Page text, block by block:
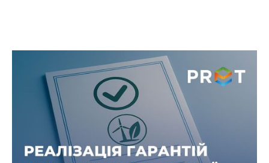
ТОВ «ПРЕТ СЕРВІС ЕНЕРГОЗМІН»
уклало угоду про продаж гарантій
походження «зеленої»
електроенергії ТОВ «ТАРКЕТТ
ВІНІСІН»
Цей крок засвідчує спільне прагнення компаній
підтримувати розвиток «зеленої» енергетики в